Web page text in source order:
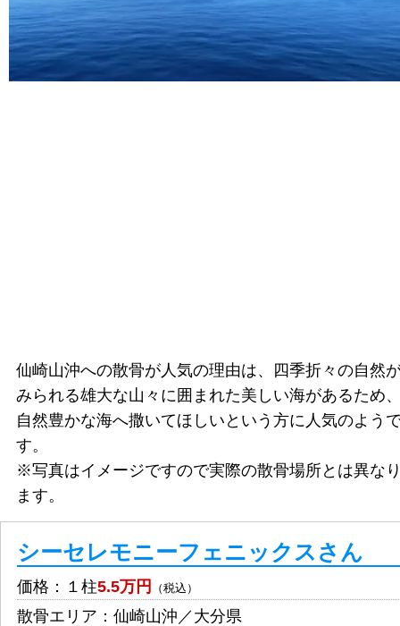
仙崎山沖への散骨が人気の理由は、四季折々の自然
みられる雄大な山々に囲まれた美しい海があるため
自然豊かな海へ撒いてほしいという方に人気のよう
す。
※写真はイメージですので実際の散骨場所とは異な
ます。
シーセレモニーフェニックスさん
価格：１柱5.5万円 （税込）
散骨エリア：仙崎山沖／大分県